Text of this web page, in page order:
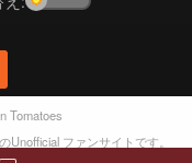
Tomatoes
ファンサイトです。